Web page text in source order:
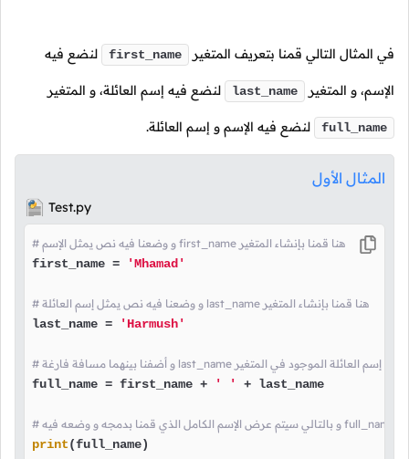
في المثال التالي قمنا بتعريف المتغير first_name لنضع فيه
الإسم، و المتغير last_name لنضع فيه إسم العائلة، و المتغير
full_name لنضع فيه الإسم و إسم العائلة.
المثال الأول
Test.py
# و وضعنا فيه نص يمثل الإسم first_name هنا قمنا بإنشاء المتغير
first_name = 'Mhamad'
# و وضعنا فيه نص يمثل إسم العائلة last_name هنا قمنا بإنشاء المتغير
last_name = 'Harmush'
full_name = first_name + ' ' + last_name
print(full_name)